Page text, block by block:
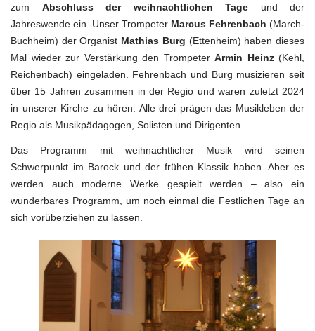
zum Abschluss der weihnachtlichen Tage und der
Jahreswende ein. Unser Trompeter Marcus Fehrenbach (March-
Buchheim) der Organist Mathias Burg (Ettenheim) haben dieses
Mal wieder zur Verstärkung den Trompeter Armin Heinz(Kehl,
Reichenbach) eingeladen. Fehrenbach und Burg musizieren seit
über 15 Jahren zusammen in der Regio und waren zuletzt 2024
in unserer Kirche zu hören. Alle drei prägen das Musikleben der
Regio als Musikpädagogen, Solisten und Dirigenten.
Das Programm mit weihnachtlicher Musik wird seinen
Schwerpunkt im Barock und der frühen Klassik haben. Aber es
werden auch moderne Werke gespielt werden – also ein
wunderbares Programm, um noch einmal die Festlichen Tage an
sich vorüberziehen zu lassen.